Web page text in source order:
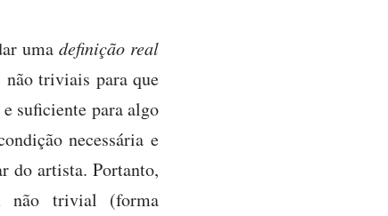
uma definição real
não triviais para que
suficiente para algo
necessária e
do artista. Portanto,
não trivial (forma